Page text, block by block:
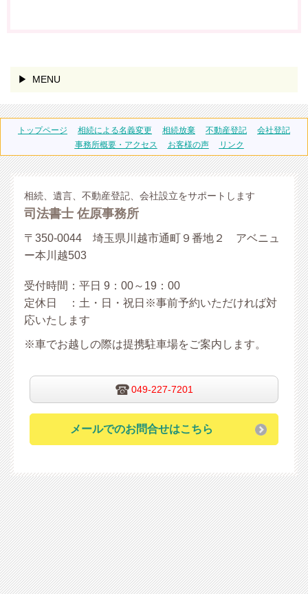
MENU
トップページ 相続による名義変更 相続放棄 不動産登記
会社登記
事務所概要・アクセス
お客様の声 リンク
相続、遺言、不動産登記、会社設立をサポートします
司法書士 佐原事務所
〒350-0044 埼玉県川越市通町９番地２ アベニュ
ー本川越503
受付時間： 平日 9：00～19：00
定休日 ：土・日・祝日 ※事前予約いただければ対
応いたします
※車でお越しの際は提携駐車場をご案内します。
049-227-7201
メールでのお問合せはこちら